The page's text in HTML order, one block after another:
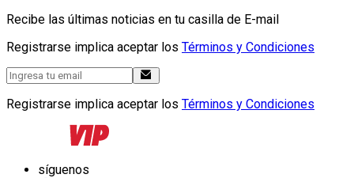
Recibe las últimas noticias en tu casilla de E-mail
Registrarse implica aceptar los Términos y Condiciones
Registrarse implica aceptar los Términos y Condiciones
síguenos